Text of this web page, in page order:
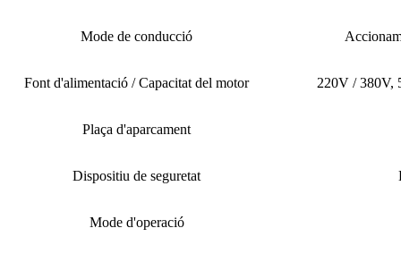
Mode de conducció
Font d'alimentació / Capacitat del motor 220V / 380V,
Plaça d'aparcament
Dispositiu de seguretat
Mode d'operació